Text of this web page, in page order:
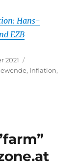
Hans-
EZB
2021
, Inflation,